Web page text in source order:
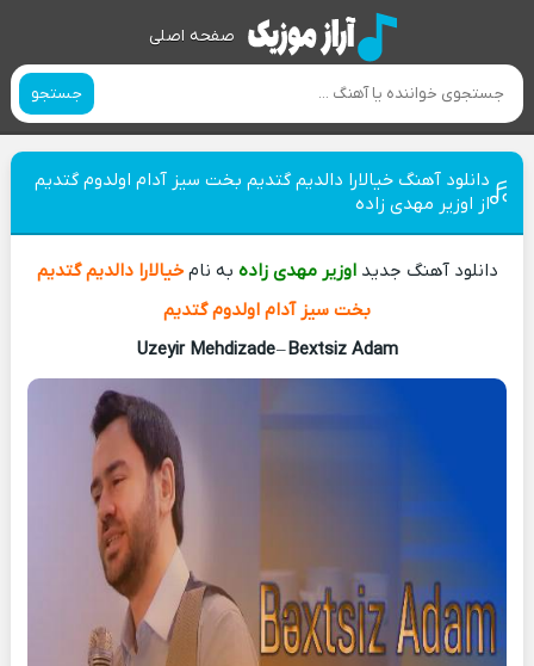
صفحه اصلی
جستجو
دانلود آهنگ خیالارا دالدیم گتدیم بخت سیز آدام اولدوم گتدیم
از اوزیر مهدی زاده
دانلود آهنگ جدیداوزیر مهدی زاده به نامخیالارا دالدیم گتدیم
بخت سیز آدام اولدوم گتدیم
Uzeyir Mehdizade–Bextsiz Adam